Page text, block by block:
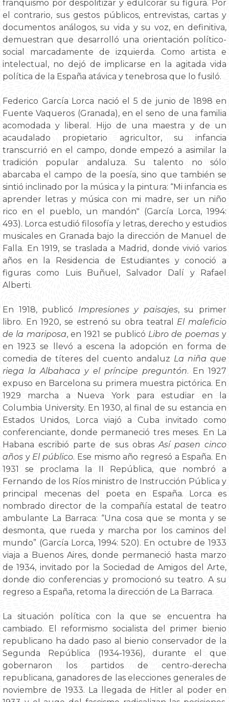
franquismo por despolitizar y edulcorar su figura. Por
el contrario, sus gestos públicos, entrevistas, cartas y
documentos análogos, su vida y su voz, en definitiva,
demuestran que desarrolló una orientación político-
social marcadamente de izquierda. Como artista e
intelectual, no dejó de implicarse en la agitada vida
política de la España atávica y tenebrosa que lo fusiló.
Federico García Lorca nació el 5 de junio de 1898 en
Fuente Vaqueros (Granada), en el seno de una familia
acomodada y liberal. Hijo de una maestra y de un
acaudalado propietario agricultor, su infancia
transcurrió en el campo, donde empezó a asimilar la
tradición popular andaluza. Su talento no sólo
abarcaba el campo de la poesía, sino que también se
sintió inclinado por la música y la pintura: “Mi infancia es
aprender letras y música con mi madre, ser un niño
rico en el pueblo, un mandón" (García Lorca, 1994:
493). Lorca estudió filosofía y letras, derecho y estudios
musicales en Granada bajo la dirección de Manuel de
Falla. En 1919, se traslada a Madrid, donde vivió varios
años en la Residencia de Estudiantes y conoció a
figuras como Luis Buñuel, Salvador Dalí y Rafael
Alberti.
En 1918, publicó Impresiones y paisajes, su primer
libro. En 1920, se estrenó su obra teatral El maleficio
de la mariposa, en 1921 se publicó Libro de poemasy
en 1923 se llevó a escena la adopción en forma de
comedia de títeres del cuento andaluz La niña que
riega la Albahaca y el príncipe preguntón. En 1927
expuso en Barcelona su primera muestra pictórica. En
1929 marcha a Nueva York para estudiar en la
Columbia University. En 1930, al final de su estancia en
Estados Unidos, Lorca viajó a Cuba invitado como
conferenciante, donde permaneció tres meses. En La
Habana escribió parte de sus obrasAsí pasen cinco
años y El público. Ese mismo año regresó a España. En
1931 se proclama la II República, que nombró a
Fernando de los Ríos ministro de Instrucción Pública y
principal mecenas del poeta en España. Lorca es
nombrado director de la compañía estatal de teatro
ambulante La Barraca: “Una cosa que se monta y se
desmonta, que rueda y marcha por los caminos del
mundo” (García Lorca, 1994: 520). En octubre de 1933
viaja a Buenos Aires, donde permaneció hasta marzo
de 1934, invitado por la Sociedad de Amigos del Arte,
donde dio conferencias y promocionó su teatro. A su
regreso a España, retoma la dirección de La Barraca.
La situación política con la que se encuentra ha
cambiado. El reformismo socialista del primer bienio
republicano ha dado paso al bienio conservador de la
Segunda República (1934-1936), durante el que
gobernaron los partidos de centro-derecha
republicana, ganadores de las elecciones generales de
noviembre de 1933. La llegada de Hitler al poder en